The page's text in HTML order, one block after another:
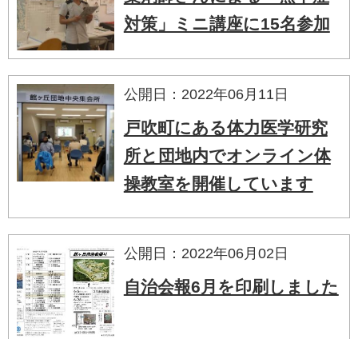
対策」ミニ講座に15名参加
公開日：2022年06月11日
戸吹町にある体力医学研究
所と団地内でオンライン体
操教室を開催しています
公開日：2022年06月02日
自治会報6月を印刷しました